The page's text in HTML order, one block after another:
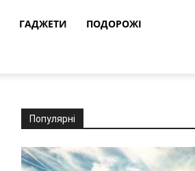
ГАДЖЕТИ ПОДОРОЖІ
Популярні